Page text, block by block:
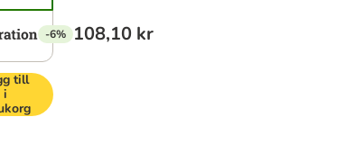
-6% 108,10 kr
till
i